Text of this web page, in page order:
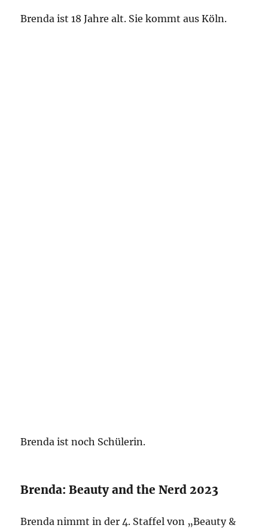
Brenda ist 18 Jahre alt. Sie kommt aus Köln.
Brenda ist noch Schülerin.
Brenda: Beauty and the Nerd 2023
Brenda nimmt in der 4. Staffel von „Beauty &